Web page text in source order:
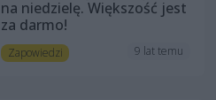
na niedzielę. Większość jest
za darmo!
Zapowiedzi 9 lat temu